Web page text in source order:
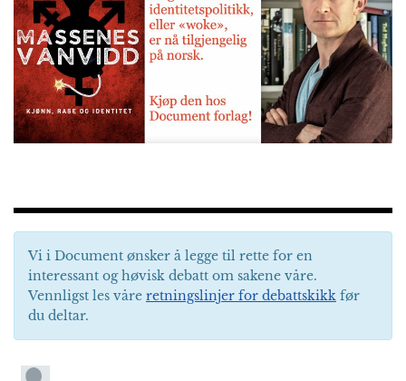
Vi i Document ønsker å legge til rette for en
interessant og høvisk debatt om sakene våre.
Vennligst les våre retningslinjer for debattskikk før
du deltar.